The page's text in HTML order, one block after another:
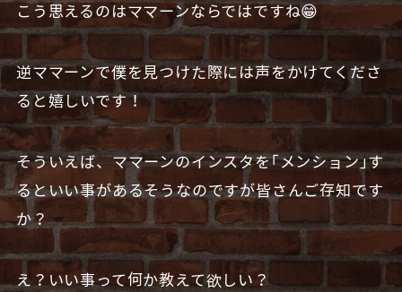
こう思えるのはママーンならではですね😁
逆ママーンで僕を見つけた際には声をかけてくださ
ると嬉しいです！
そういえば、ママーンのインスタを｢メンション｣す
るといい事があるそうなのですが皆さんご存知です
か？
え？いい事って何か教えて欲しい？